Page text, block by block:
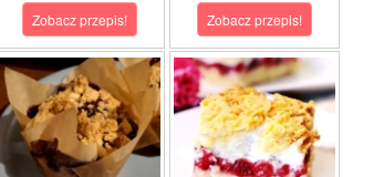
Zobacz przepis! Zobacz przepis!